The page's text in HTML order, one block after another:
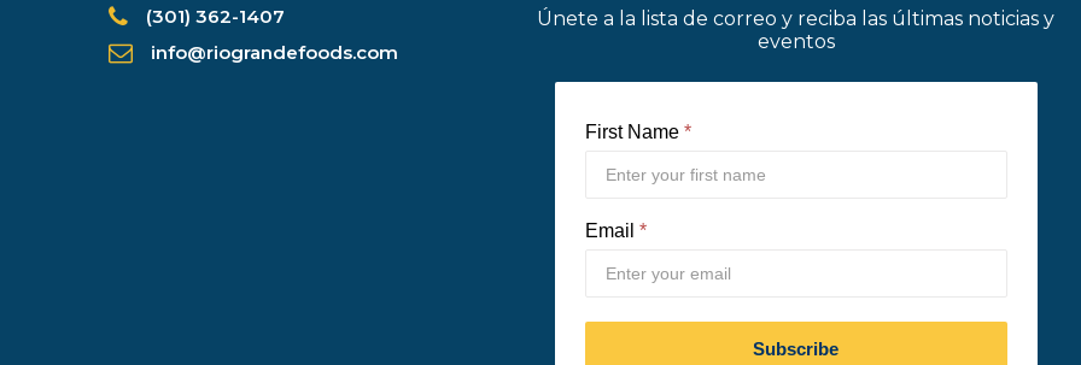
(301) 362-1407
info@riograndefoods.com
Únete a la lista de correo y reciba las últimas noticias y
eventos